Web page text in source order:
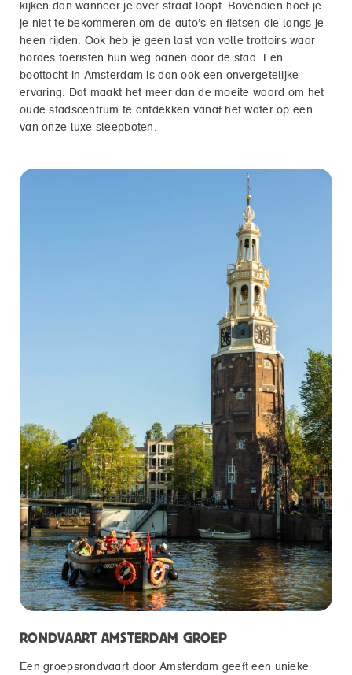
kijken dan wanneer je over straat loopt. Bovendien hoef je
je niet te bekommeren om de auto’s en fietsen die langs je
heen rijden. Ook heb je geen last van volle trottoirs waar
hordes toeristen hun weg banen door de stad. Een
boottocht in Amsterdam is dan ook een onvergetelijke
ervaring. Dat maakt het meer dan de moeite waard om het
oude stadscentrum te ontdekken vanaf het water op een
van onze luxe sleepboten.
RONDVAART AMSTERDAM GROEP
Een groepsrondvaart door Amsterdam geeft een unieke